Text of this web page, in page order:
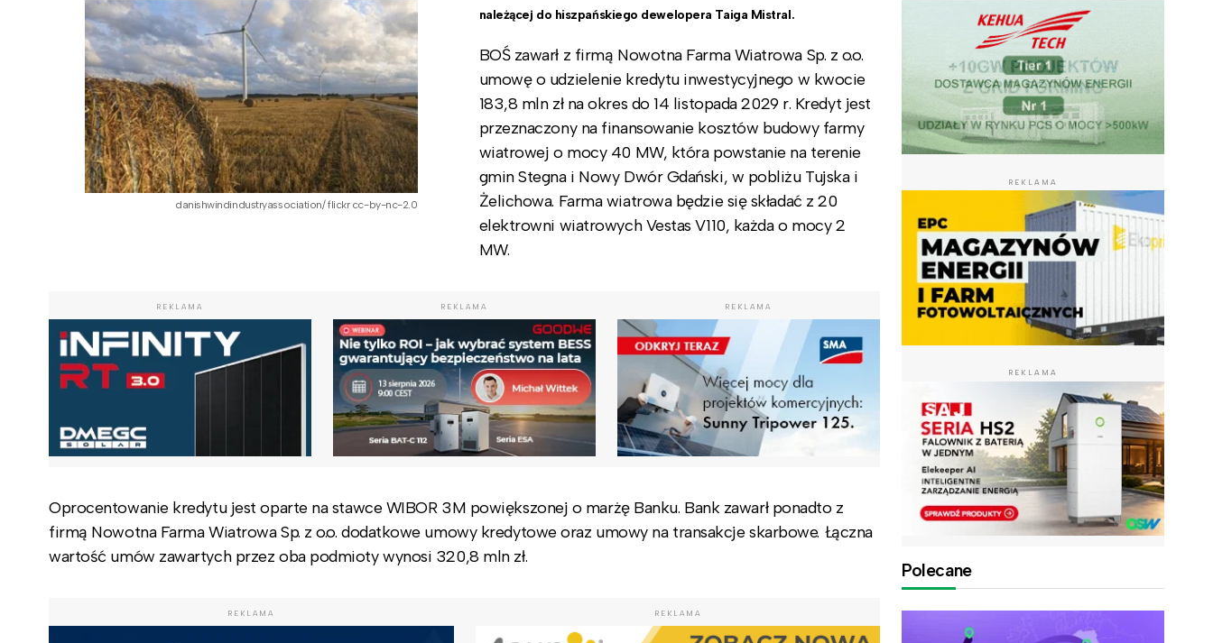
danishwindindustryassociation/ flickr cc-by-nc-2.0
należącej do hiszpańskiego dewelopera Taiga Mistral.
BOŚ zawarł z firmą Nowotna Farma Wiatrowa Sp. z o.o.
umowę o udzielenie kredytu inwestycyjnego w kwocie
183,8 mln zł na okres do 14 listopada 2029 r. Kredyt jest
przeznaczony na finansowanie kosztów budowy farmy
wiatrowej o mocy 40 MW, która powstanie na terenie
gmin Stegna i Nowy Dwór Gdański, w pobliżu Tujska i
Żelichowa. Farma wiatrowa będzie się składać z 20
elektrowni wiatrowych Vestas V110, każda o mocy 2
MW.
REKLAMA REKLAMA REKLAMA
Oprocentowanie kredytu jest oparte na stawce WIBOR 3M powiększonej o marżę Banku. Bank zawarł ponadto z
firmą Nowotna Farma Wiatrowa Sp. z o.o. dodatkowe umowy kredytowe oraz umowy na transakcje skarbowe. Łączna
wartość umów zawartych przez oba podmioty wynosi 320,8 mln zł.
REKLAMA REKLAMA
REKLAMA
REKLAMA
Polecane